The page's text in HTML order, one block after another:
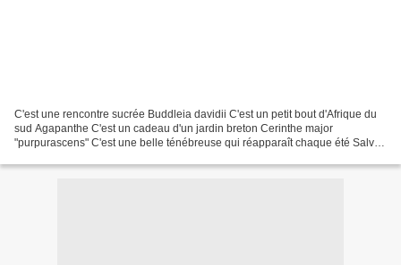
C'est une rencontre sucrée Buddleia davidii C'est un petit bout d'Afrique du
sud Agapanthe C'est un cadeau d'un jardin breton Cerinthe major
"purpurascens" C'est une belle ténébreuse qui réapparaît chaque été Salvia